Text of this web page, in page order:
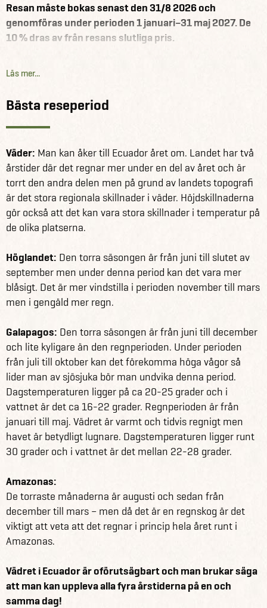
Resan måste bokas senast den 31/8 2026 och
genomföras under perioden 1 januari–31 maj 2027. De
10 % dras av från resans slutliga pris.
Resan börjar med ett par dagar i Quito där det finns gott
man så vidare till Amazonas nära byn Tena. Här har man
hela tre dagar på sig att utforska Amazonas djungel.
som är känd för sina varma källor vilka upplevs bäst vid La
Piscina de la Virgen. Resan fortsätter till Riobamba som
ligger vid foten av den 6310 meter höga vulkanen
Chimborazo. Här finns gott om tid att utforska den vackra
naturen till fots eller under en cykeltur. Från Riobamba
går turen vidare till Cuenca. Staden har ett vackert
Hör finns möjlighet att göra en dagstur till inkaruinerna
Ingapirca eller bara strosa runt bland stadens marknader
och söta butiker.
kakaoplantage där man kan lära sig allt om den läckra
drycken och dess historia. Nästa dag reser man så vidare
ut till Galapagos med en veckas ö-luffning på öarna San
Cristóbal och Santa Cruz. Det finns massor av tid att
utforska djurlivet och den vackra naturen på egen hand.
Hyr snorklingsutrustning och simma bland lekfulla
sjölejon eller cykla till någon av öarnas stränder där man
på nära hand kan uppleva jättesköldpaddor, fåglar,
iguaner och många andra av de karakteristiska och unika
Se alla våra andra fantastiska reseförslag för Ecuador &
Galapagos här.
Praktisk information om Ecuador.
Läs mer...
Bästa reseperiod
Väder: Man kan åker till Ecuador året om. Landet har två
årstider där det regnar mer under en del av året och är
torrt den andra delen men på grund av landets topografi
är det stora regionala skillnader i väder. Höjdskillnaderna
gör också att det kan vara stora skillnader i temperatur på
de olika platserna.
Höglandet: Den torra säsongen är från juni till slutet av
september men under denna period kan det vara mer
blåsigt. Det är mer vindstilla i perioden november till mars
men i gengäld mer regn.
Galapagos: Den torra säsongen är från juni till december
och lite kyligare än den regnperioden. Under perioden
från juli till oktober kan det förekomma höga vågor så
lider man av sjösjuka bör man undvika denna period.
Dagstemperaturen ligger på ca 20-25 grader och i
vattnet är det ca 16-22 grader. Regnperioden är från
januari till maj. Vädret är varmt och tidvis regnigt men
havet är betydligt lugnare. Dagstemperaturen ligger runt
30 grader och i vattnet är det mellan 22-28 grader.
Amazonas:
De torraste månaderna är augusti och sedan från
december till mars – men då det är en regnskog är det
viktigt att veta att det regnar i princip hela året runt i
Amazonas.
Vädret i Ecuador är oförutsägbart och man brukar säga
att man kan uppleva alla fyra årstiderna på en och
samma dag!